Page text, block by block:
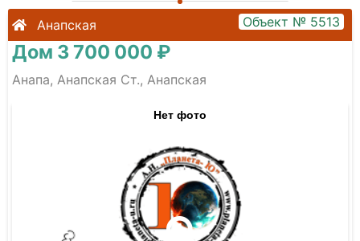
Анапская Объект № 5513
Дом 3 700 000 ₽
Анапа, Анапская Ст., Анапская
Нет фото